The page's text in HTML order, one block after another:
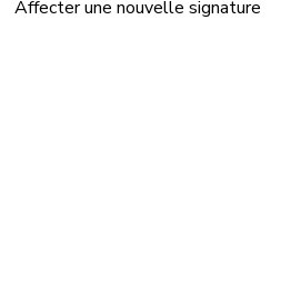
Affecter une nouvelle signature